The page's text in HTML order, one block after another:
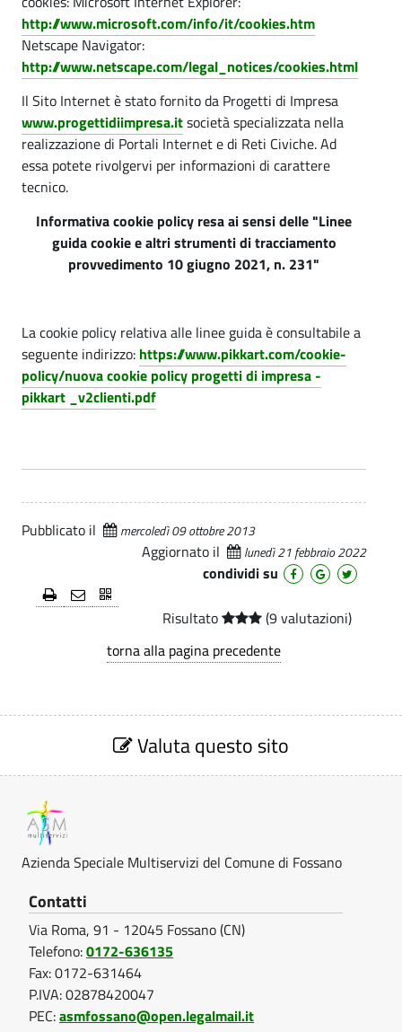
http://www.microsoft.com/info/it/cookies.htm
Netscape Navigator:
http://www.netscape.com/legal_notices/cookies.html
Il Sito Internet è stato fornito da Progetti di Impresa
www.progettidiimpresa.itsocietà specializzata nella
realizzazione di Portali Internet e di Reti Civiche. Ad
essa potete rivolgervi per informazioni di carattere
tecnico.
Informativa cookie policy resa ai sensi delle "Linee
guida cookie e altri strumenti di tracciamento
provvedimento 10 giugno 2021, n. 231"
La cookie policy relativa alle linee guida è consultabile a
seguente indirizzo: https://www.pikkart.com/cookie-
policy/nuova cookie policy progetti di impresa -
pikkart _v2clienti.pdf
Pubblicato il mercoledì 09 ottobre 2013
Aggiornato il lunedì 21 febbraio 2022
condividi su
Risultato
(9 valutazioni)
torna alla pagina precedente
i
Valuta questo sito
Azienda Speciale Multiservizi del Comune di Fossano
Contatti
Via Roma, 91 - 12045 Fossano (CN)
Telefono:0172-636135
Fax: 0172-631464
P.IVA: 02878420047
PEC:asmfossano@open.legalmail.it